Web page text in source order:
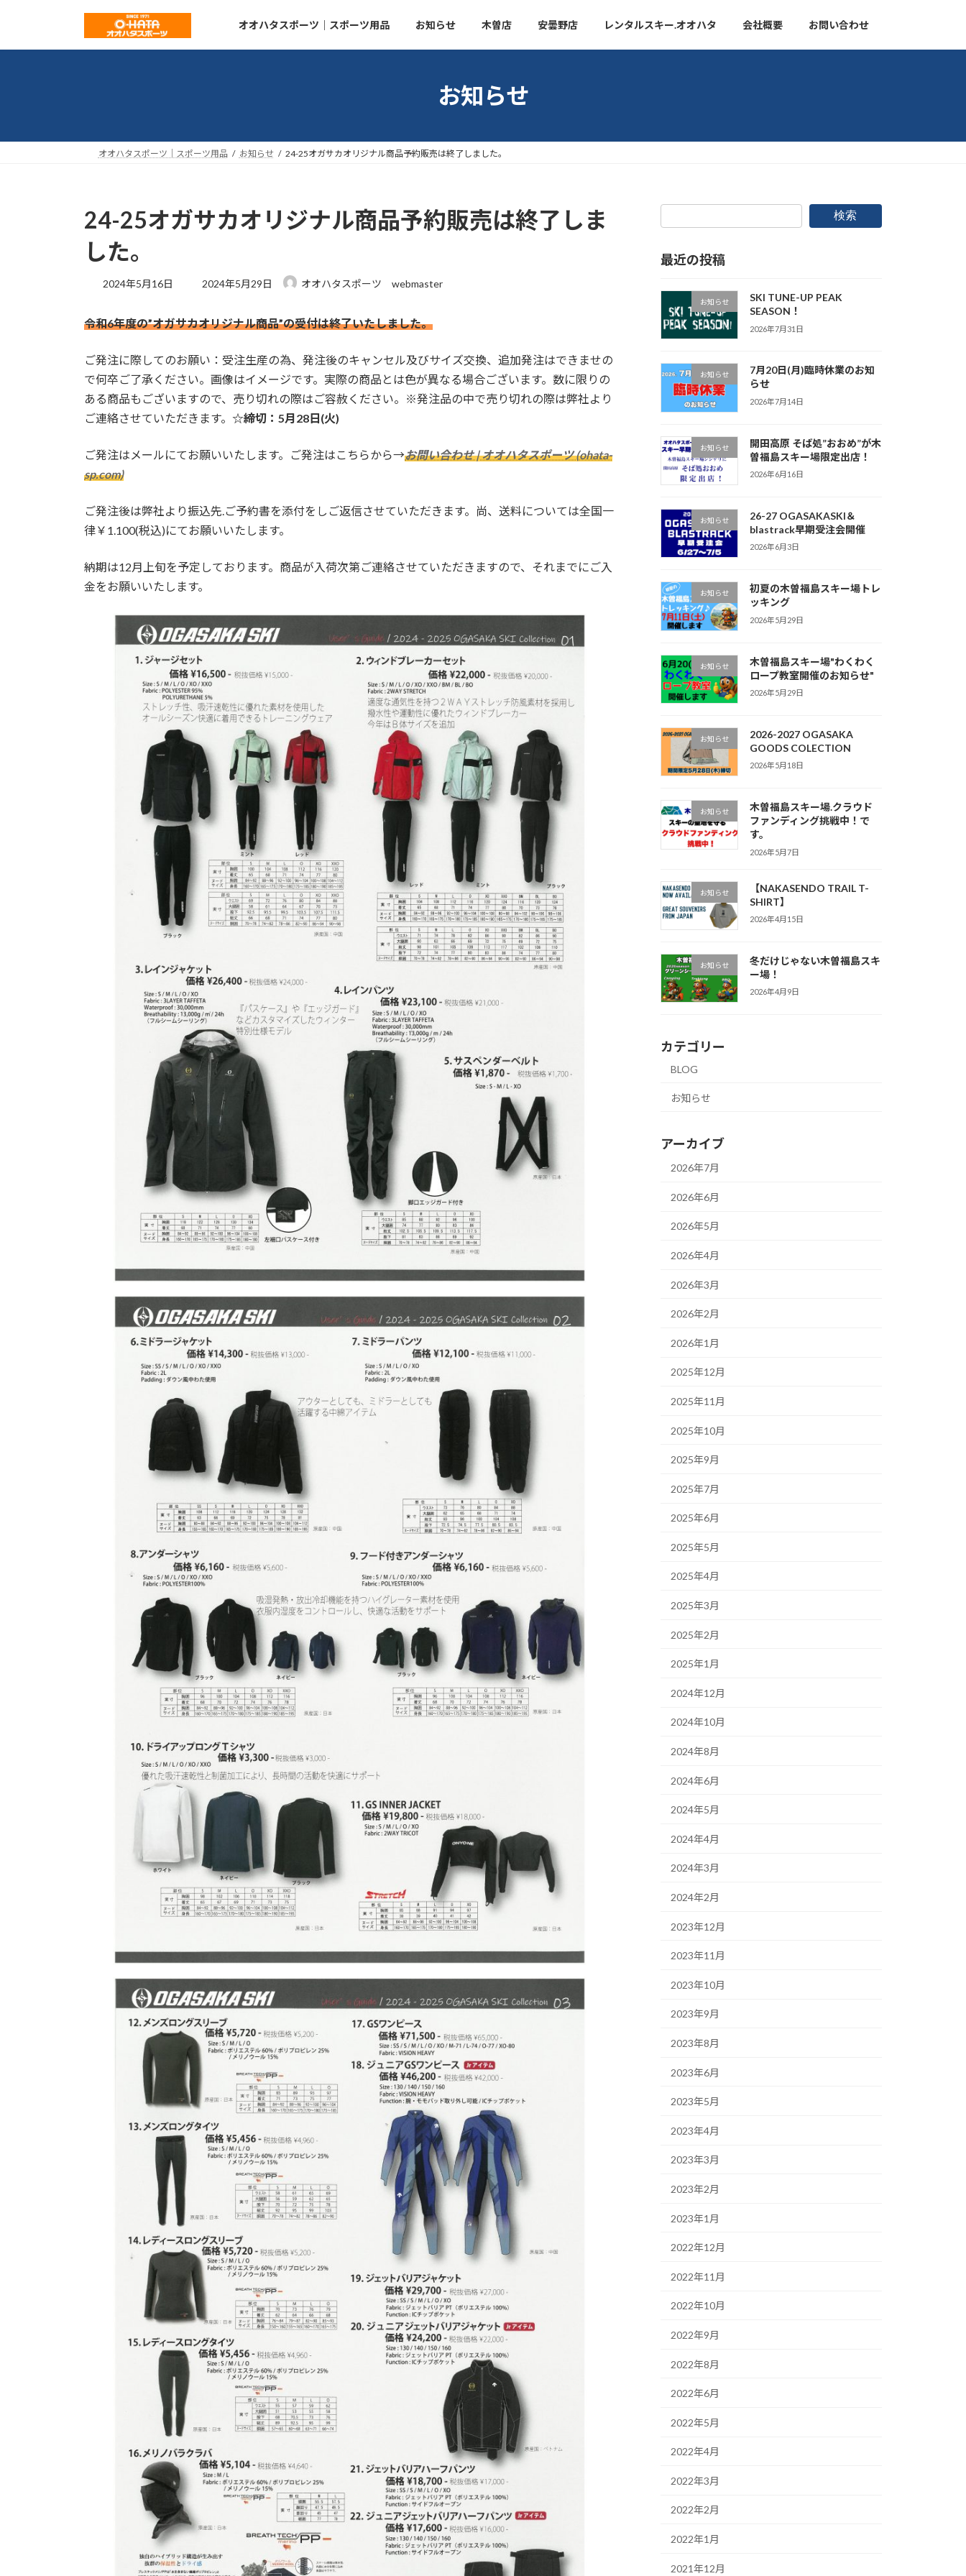
ッ
移
オオハタスポーツ｜スポーツ用品 お知らせ 木曽店 安曇野店 レンタルスキー.オオハタ 会社概要 お問い合わせ
お知らせ
オオハタスポーツ｜スポーツ用品 お知らせ 24-25オガサカオリジナル商品予約販売は終了しました。
24-25オガサカオリジナル商品予約販売は終了しま
した。
2024年5月16日
最
新
:
2024年5月29日 オオハタスポーツ webmaster
令和6年度の”オガサカオリジナル商品”の受付は終了いたしました。
ご発注に際してのお願い：受注生産の為、発注後のキャンセル及びサイズ交換、追加発注はできませの
で何卒ご了承ください。画像はイメージです。実際の商品とは色が異なる場合ございます。数に限りの
ある商品もございますので、売り切れの際はご容赦ください。※発注品の中で売り切れの際は弊社より
ご連絡させていただきます。 ☆締切：5月28日(火)
ご発注はメールにてお願いいたします。ご発注はこちらから→お問い合わせ | オオハタスポーツ (ohata-
sp.com)
ご発注後は弊社より振込先.ご予約書を添付をしご返信させていただきます。尚、送料については全国一
律￥1.100(税込)にてお願いいたします。
納期は12月上旬を予定しております。商品が入荷次第ご連絡させていただきますので、それまでにご入
金をお願いいたします。
検索
最近の投稿
お知らせ
SKI TUNE-UP PEAK
SEASON！
2026年7月31日
お知らせ
7月20日(月)臨時休業のお知
らせ
2026年7月14日
お知らせ
開田高原 そば処”おおめ”が木
曽福島スキー場限定出店！
2026年6月16日
お知らせ
26-27 OGASAKASKI＆
blastrack早期受注会開催
2026年6月3日
お知らせ
初夏の木曽福島スキー場トレ
ッキング
2026年5月29日
お知らせ
木曽福島スキー場"わくわく
ロープ教室開催のお知らせ"
2026年5月29日
お知らせ
2026-2027 OGASAKA
GOODS COLECTION
2026年5月18日
お知らせ
木曽福島スキー場.クラウド
ファンディング挑戦中！で
す。
2026年5月7日
お知らせ
【NAKASENDO TRAIL T-
SHIRT】
2026年4月15日
お知らせ
冬だけじゃない木曽福島スキ
ー場！
2026年4月9日
カテゴリー
BLOG
お知らせ
アーカイブ
2026年7月
2026年6月
2026年5月
2026年4月
2026年3月
2026年2月
2026年1月
2025年12月
2025年11月
2025年10月
2025年9月
2025年7月
2025年6月
2025年5月
2025年4月
2025年3月
2025年2月
2025年1月
2024年12月
2024年10月
2024年8月
2024年6月
2024年5月
2024年4月
2024年3月
2024年2月
2023年12月
2023年11月
2023年10月
2023年9月
2023年8月
2023年6月
2023年5月
2023年4月
2023年3月
2023年2月
2023年1月
2022年12月
2022年11月
2022年10月
2022年9月
2022年8月
2022年6月
2022年5月
2022年4月
2022年3月
2022年2月
2022年1月
2021年12月